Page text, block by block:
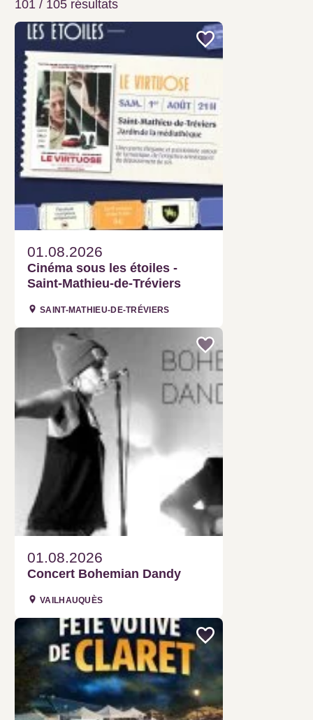
01.08.2026
Cinéma sous les étoiles - Saint-
Mathieu-de-Tréviers
SAINT-MATHIEU-DE-TRÉVIERS
01.08.2026
Concert Bohemian Dandy
VAILHAUQUÈS